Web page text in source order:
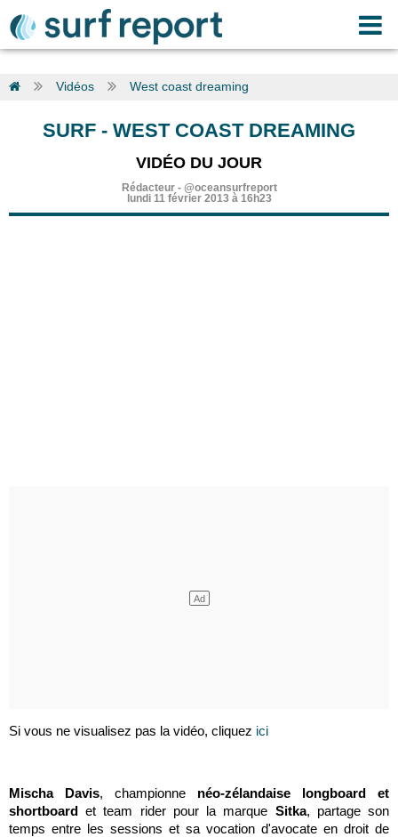
Vidéos West coast dreaming
SURF - WEST COAST DREAMING
VIDÉO DU JOUR
Rédacteur- @oceansurfreport
lundi 11 février 2013 à 16h23
Si vous ne visualisez pas la vidéo, cliquez ici
Mischa Davis, championne néo-zélandaise longboard et
shortboard et team rider pour la marque Sitka, partage son
temps entre les sessions et sa vocation d'avocate en droit de